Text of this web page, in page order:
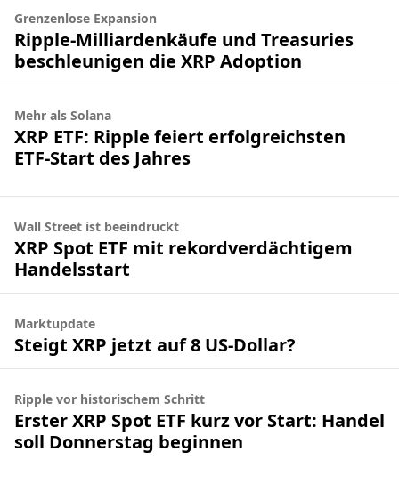
Grenzenlose Expansion
Ripple-Milliardenkäufe und Treasuries
beschleunigen die XRP Adoption
Mehr als Solana
XRP ETF: Ripple feiert erfolgreichsten
ETF-Start des Jahres
Wall Street ist beeindruckt
XRP Spot ETF mit rekordverdächtigem
Handelsstart
Marktupdate
Steigt XRP jetzt auf 8 US-Dollar?
Ripple vor historischem Schritt
Erster XRP Spot ETF kurz vor Start: Handel
soll Donnerstag beginnen